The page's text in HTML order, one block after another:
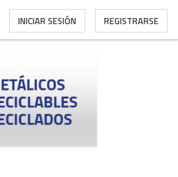
INICIAR SESIÓN REGISTRARSE